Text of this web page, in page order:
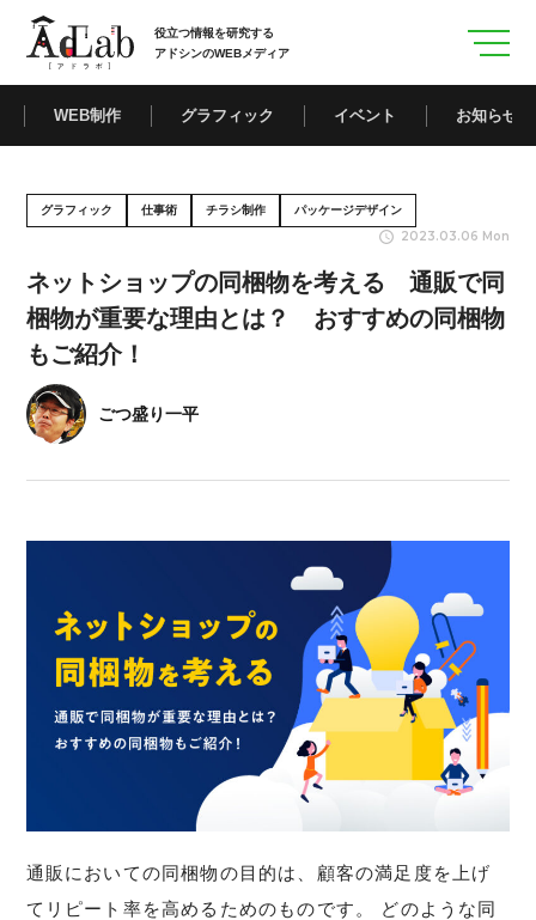
役立つ情報を研究する
アドシンのWEBメディア
WEB制作 グラフィック イベント お知らせ
グラフィック 仕事術 チラシ制作 パッケージデザイン
2023.03.06 Mon
ネットショップの同梱物を考える 通販で同
梱物が重要な理由とは？ おすすめの同梱物
もご紹介！
ごつ盛り一平
通販においての同梱物の目的は、顧客の満足度を上げ
てリピート率を高めるためのものです。 どのような同